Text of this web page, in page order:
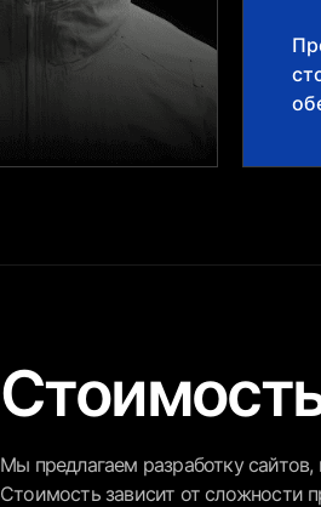
Мы предлагаем разработку
Стоимость зависит от сложности